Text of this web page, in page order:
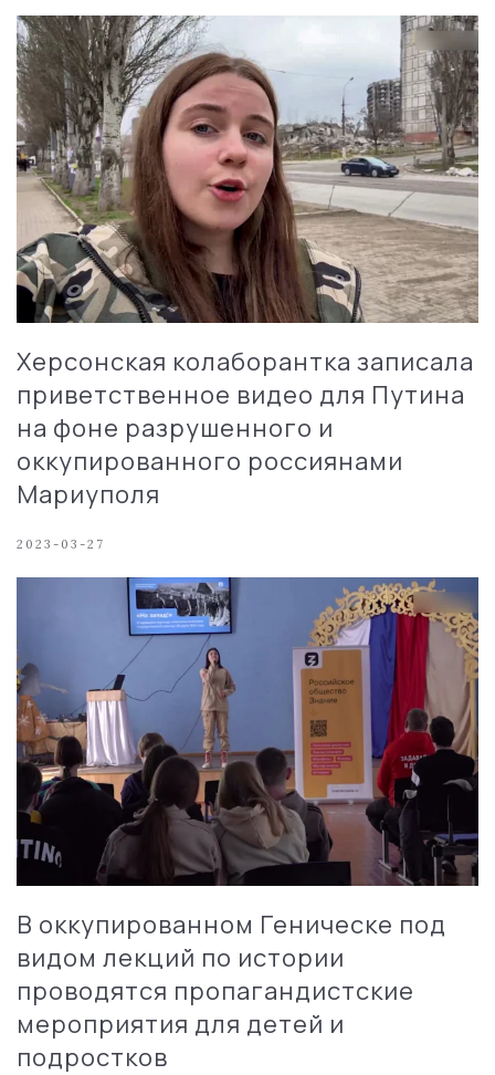
Херсонская колаборантка записала
приветственное видео для Путина
на фоне разрушенного и
оккупированного россиянами
Мариуполя
2023-03-27
В оккупированном Геническе под
видом лекций по истории
проводятся пропагандистские
мероприятия для детей и
подростков